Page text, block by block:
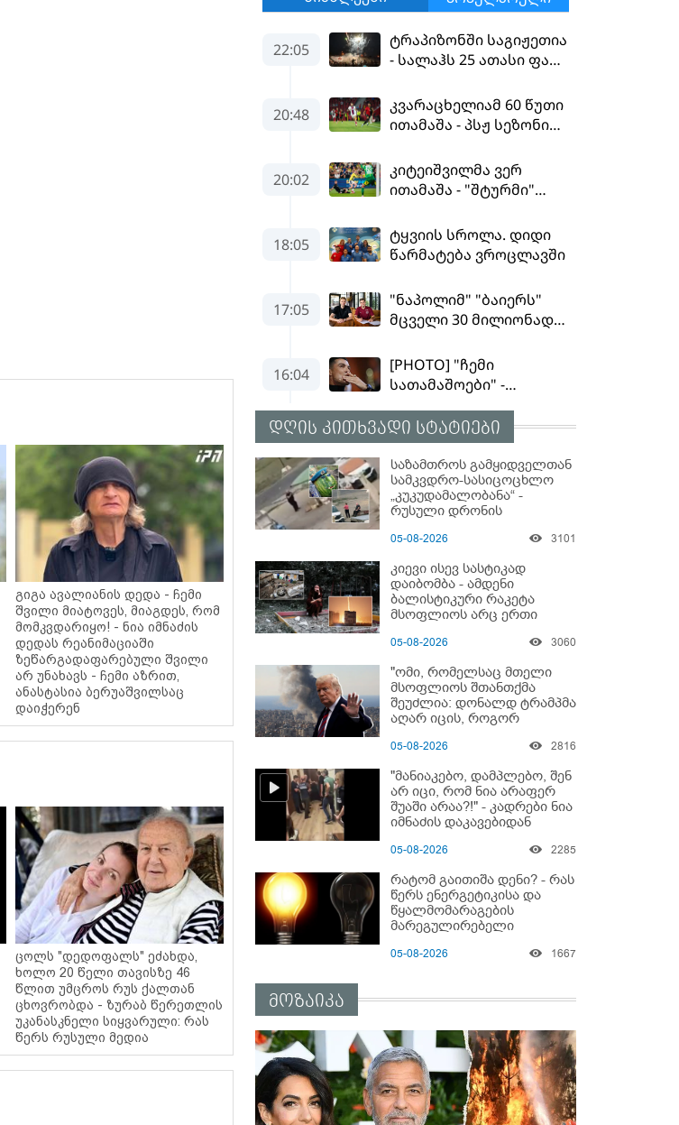
გიგა ავალიანის დედა - ჩემი
შვილი მიატოვეს, მიაგდეს, რომ
მომკვდარიყო! - ნია იმნაძის
დედას რეანიმაციაში
ზეწარგადაფარებული შვილი
არ უნახავს - ჩემი აზრით,
ანასტასია ბერუაშვილსაც
დაიჭერენ
ცოლს "დედოფალს" ეძახდა,
ხოლო 20 წელი თავისზე 46
წლით უმცროს რუს ქალთან
ცხოვრობდა - ზურაბ წერეთლის
უკანასკნელი სიყვარული: რას
წერს რუსული მედია
დღის კითხვადი სტატიები
საზამთროს გამყიდველთან
სამკვდრო-სასიცოცხლო
„კუკუდამალობანა“ -
რუსული დრონის
ვიდეო
05-08-2026 3101
კიევი ისევ სასტიკად
დაიბომბა - ამდენი
ბალისტიკური რაკეტა
მსოფლიოს არც ერთი
პუტინის ახალი
05-08-2026 3060
"ომი, რომელსაც მთელი
მსოფლიოს შთანთქმა
შეუძლია: დონალდ ტრამპმა
აღარ იცის, როგორ
Times
05-08-2026 2816
"მანიაკებო, დამპლებო, შენ
არ იცი, რომ ნია არაფერ
შუაში არაა?!" - კადრები ნია
იმნაძის დაკავებიდან
05-08-2026 2285
რატომ გაითიშა დენი? - რას
წერს ენერგეტიკისა და
წყალმომარაგების
მარეგულირებელი
05-08-2026 1667
მოზაიკა